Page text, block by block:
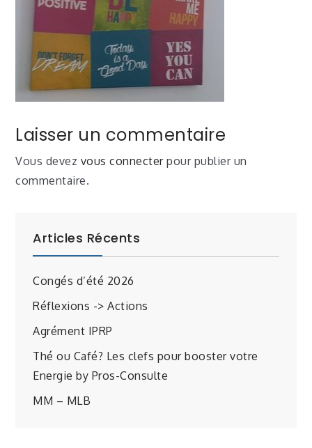
Laisser un commentaire
Vous devez vous connecterpour publier un
commentaire.
Articles Récents
Congés d’été 2026
Réflexions -> Actions
Agrément IPRP
Thé ou Café? Les clefs pour booster votre
Energie by Pros-Consulte
MM – MLB